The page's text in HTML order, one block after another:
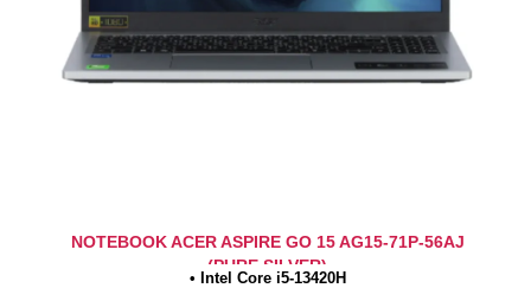
NOTEBOOK ACER ASPIRE GO 15 AG15-71P-56AJ
(PURE SILVER)
• Intel Core i5-13420H